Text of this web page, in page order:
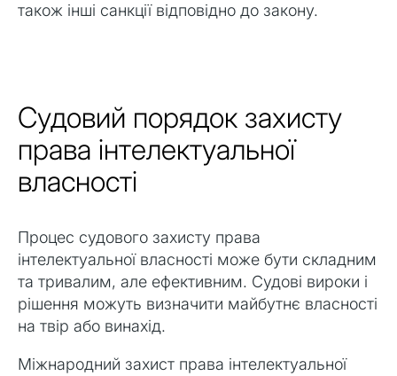
також інші санкції відповідно до закону.
Судовий порядок захисту
права інтелектуальної
власності
Процес судового захисту права
інтелектуальної власності може бути складним
та тривалим, але ефективним. Судові вироки і
рішення можуть визначити майбутнє власності
на твір або винахід.
Міжнародний захист права інтелектуальної